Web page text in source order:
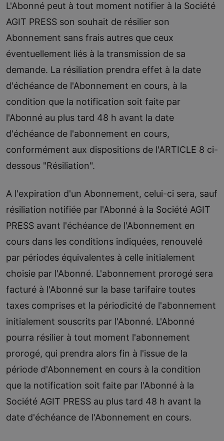
L'Abonné peut à tout moment notifier à la Société
AGIT PRESS son souhait de résilier son
Abonnement sans frais autres que ceux
éventuellement liés à la transmission de sa
demande. La résiliation prendra effet à la date
d'échéance de l'Abonnement en cours, à la
condition que la notification soit faite par
l'Abonné au plus tard 48 h avant la date
d'échéance de l'abonnement en cours,
conformément aux dispositions de l'ARTICLE 8 ci-
dessous "Résiliation".
A l'expiration d'un Abonnement, celui-ci sera, sauf
résiliation notifiée par l'Abonné à la Société AGIT
PRESS avant l'échéance de l'Abonnement en
cours dans les conditions indiquées, renouvelé
par périodes équivalentes à celle initialement
choisie par l'Abonné. L'abonnement prorogé sera
facturé à l'Abonné sur la base tarifaire toutes
taxes comprises et la périodicité de l'abonnement
initialement souscrits par l'Abonné. L'Abonné
pourra résilier à tout moment l'abonnement
prorogé, qui prendra alors fin à l'issue de la
période d'Abonnement en cours à la condition
que la notification soit faite par l'Abonné à la
Société AGIT PRESS au plus tard 48 h avant la
date d'échéance de l'Abonnement en cours.